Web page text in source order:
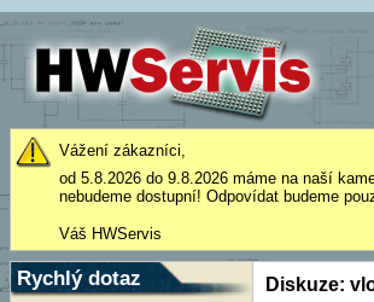
Vážení zákazníci,
od 5.8.2026 do 9.8.2026 máme na naší
nebudeme dostupní! Odpovídat budeme
Váš HWServis
Rychlý dotaz Diskuze: